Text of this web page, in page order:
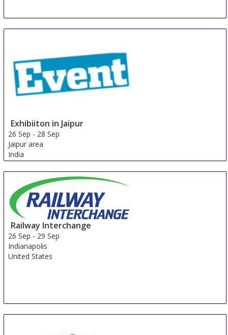
Exhibiiton in Jaipur
26 Sep - 28 Sep
Jaipur area
India
Railway Interchange
26 Sep - 29 Sep
Indianapolis
United States